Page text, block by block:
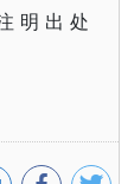
明出处